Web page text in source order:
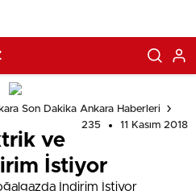
Son Dakika Ankara Haberleri
235
11 Kasım 2018
ve
İstiyor